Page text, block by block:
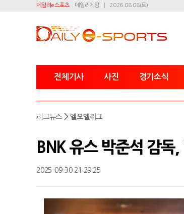
데일리e스포츠 데일리게임 2026.08.08(토)
전체기사 사진 경기소식
리그뉴스 >엘오엘리그
BNK 유스 박준석 감독
2025-09-30 21:29:25